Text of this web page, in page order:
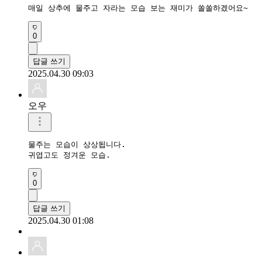
매일 상추에 물주고 자라는 모습 보는 재미가 쏠쏠하겠어요~
0
답글 쓰기
2025.04.30 09:03
오우
물주는 모습이 상상됩니다.
귀엽고도 정겨운 모습.
0
답글 쓰기
2025.04.30 01:08